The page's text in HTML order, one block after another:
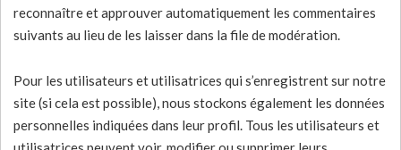
reconnaître et approuver automatiquement les commentaires
suivants au lieu de les laisser dans la file de modération.
Pour les utilisateurs et utilisatrices qui s’enregistrent sur notre
site (si cela est possible), nous stockons également les données
personnelles indiquées dans leur profil. Tous les utilisateurs et